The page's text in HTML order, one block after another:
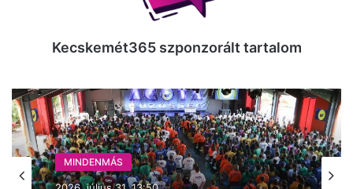
Kecskemét365 szponzorált tartalom
MINDENMÁS